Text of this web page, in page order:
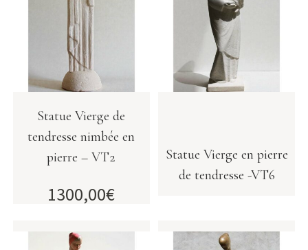
Statue Vierge de
tendresse nimbée en
pierre – VT2
1300,00€
Statue Vierge en pierre
de tendresse -VT6